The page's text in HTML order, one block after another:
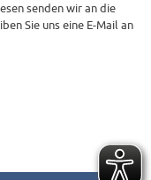
senden wir an die
Sie uns eine E-Mail an